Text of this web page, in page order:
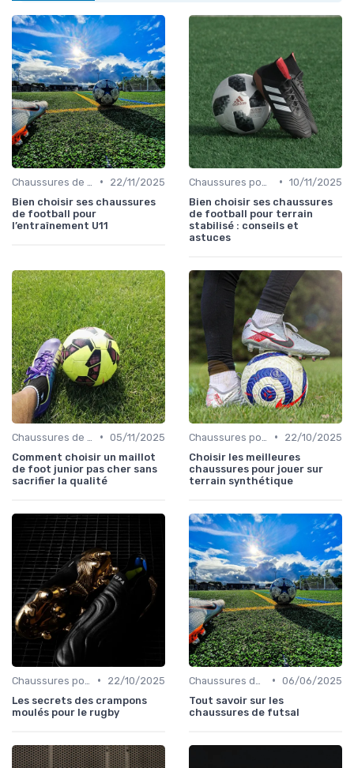
•
22/11/2025
Bien choisir ses chaussures
de football pour
l’entraînement U11
• 10/11/2025
Bien choisir ses chaussures
de football pour terrain
stabilisé : conseils et
astuces
• 05/11/2025
Comment choisir un maillot
de foot junior pas cher sans
sacrifier la qualité
•
22/10/2025
Choisir les meilleures
chaussures pour jouer sur
terrain synthétique
•
22/10/2025
Les secrets des crampons
moulés pour le rugby
• 06/06/2025
Tout savoir sur les
chaussures de futsal